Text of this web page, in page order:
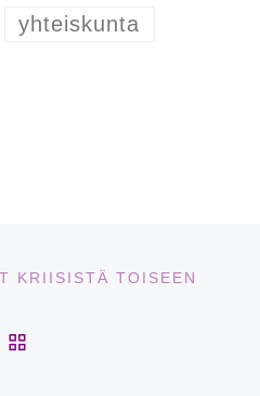
yhteiskunta
KRIISISTÄ TOISEEN